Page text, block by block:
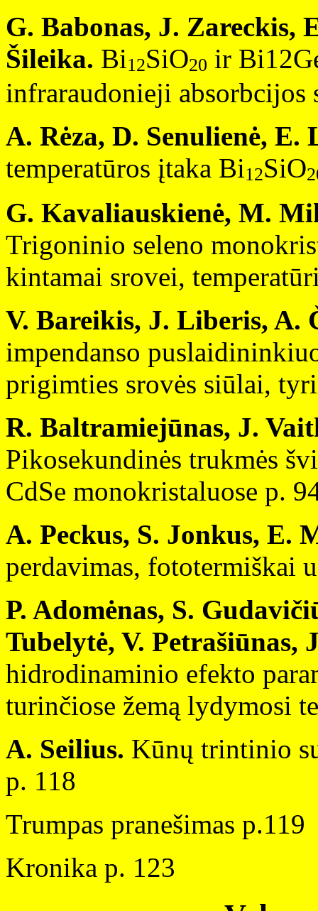
G. Babonas, J. Zareckis,
Šileika. Bi12SiO20 ir
infraraudonieji absorbcijos
A. Rėza, D. Senulienė, E.
temperatūros įtaka Bi12SiO
G. Kavaliauskienė, M.
Trigoninio seleno
kintamai srovei,
V. Bareikis, J. Liberis, A.
impendanso
prigimties srovės siūlai,
R. Baltramiejūnas, J.
Pikosekundinės trukmės
CdSe monokristaluose p.
A. Peckus, S. Jonkus, E.
perdavimas, fototermiškai
P. Adomėnas, S.
Tubelytė, V. Petrašiūnas,
hidrodinaminio efekto
turinčiose žemą lydymosi
A. Seilius. Kūnų trintinio
p. 118
Trumpas pranešimas
Kronika p. 123